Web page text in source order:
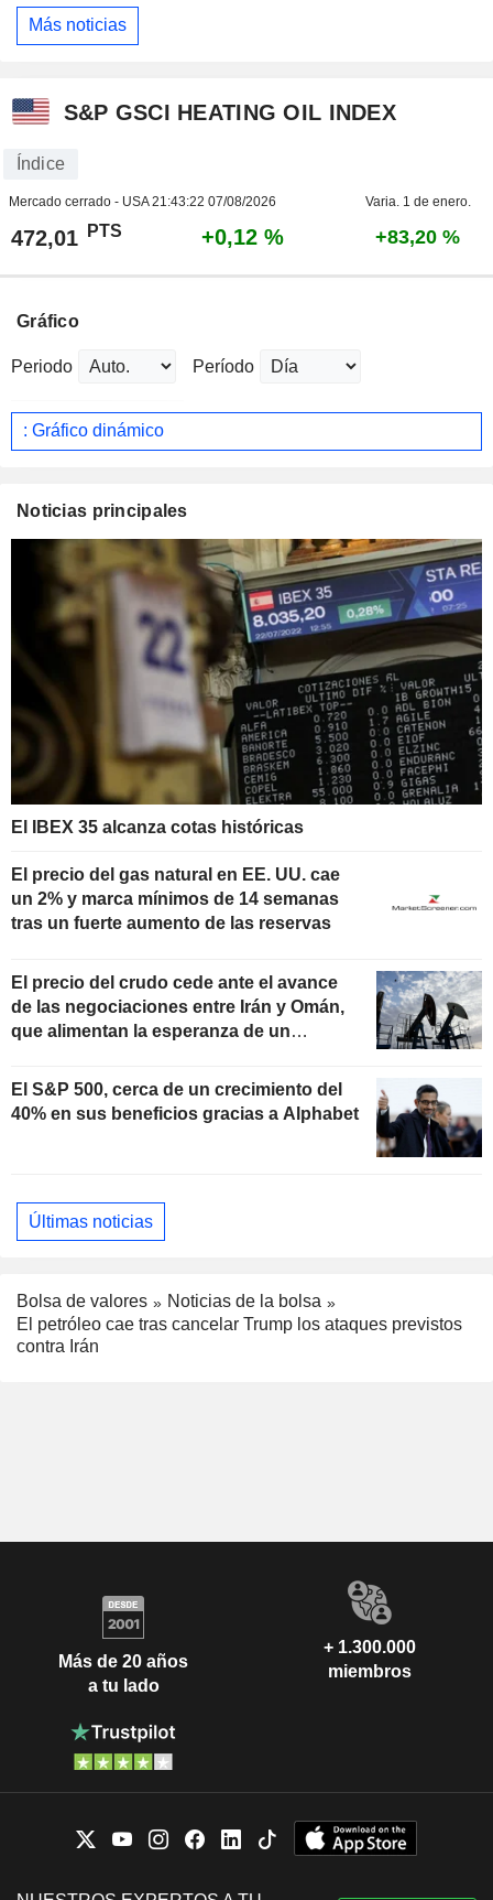
Más noticias
S&P GSCI HEATING OIL INDEX
Índice
Mercado cerrado - USA21:43:22 07/08/2026 Varia. 1 de enero.
472,01 PTS +0,12 % +83,20 %
Gráfico
Periodo Período
: Gráfico dinámico
Noticias principales
El IBEX 35 alcanza cotas históricas
El precio del gas natural en EE. UU. cae
un 2% y marca mínimos de 14 semanas
tras un fuerte aumento de las reservas
El precio del crudo cede ante el avance
de las negociaciones entre Irán y Omán,
que alimentan la esperanza de un
El S&P 500, cerca de un crecimiento del
40% en sus beneficios gracias a Alphabet
Últimas noticias
Bolsa de valores
Noticias de la bolsa
El petróleo cae tras cancelar Trump los ataques previstos
contra Irán
Más de 20 años
a tu lado
+ 1.300.000
miembros